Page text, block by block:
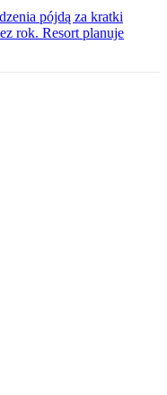
pójdą za kratki
rok. Resort planuje